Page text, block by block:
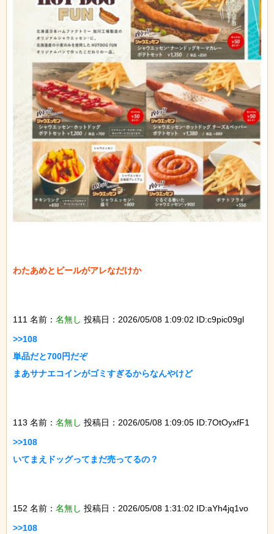
わたあめとビールがアレなだけか
111 名前： 名無し 投稿日：2026/05/08 1:09:02 ID:c9pic09gl
>>108
単品だと700円だぞ
まあサナエコインがゴミすぎるからなんやけど
113 名前： 名無し 投稿日：2026/05/08 1:09:05 ID:7OtOyxfF1
>>108
いてまえドッグってまだ売ってるの？
152 名前： 名無し 投稿日：2026/05/08 1:31:02 ID:aYh4jq1vo
>>108